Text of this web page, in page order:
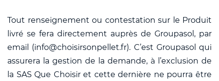
Tout renseignement ou contestation sur le Produit
livré se fera directement auprès de Groupasol, par
email (info@choisirsonpellet.fr). C’est Groupasol qui
assurera la gestion de la demande, à l’exclusion de
la SAS Que Choisir et cette dernière ne pourra être